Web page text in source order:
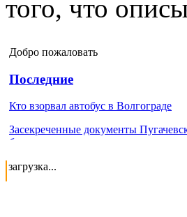
того, что